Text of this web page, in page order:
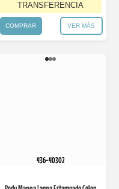
TRANSFERENCIA
COMPRAR VER MÁS
* Comprando 3 o más productos surtidos